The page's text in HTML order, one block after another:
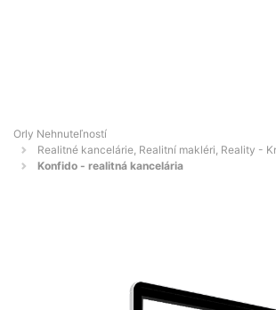
Orly Nehnuteľností
Realitné kancelárie, Realitní makléri, Reality -
Konfido - realitná kancelária